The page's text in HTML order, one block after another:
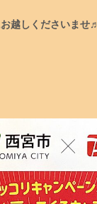
越しくださいませ♬